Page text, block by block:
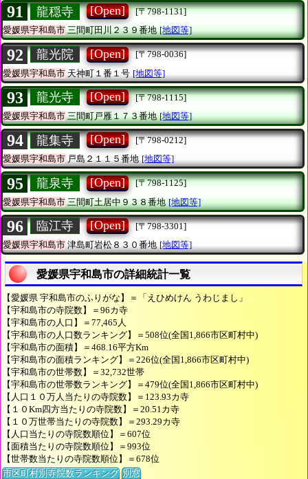
91 龍穏寺 [Open]
[〒798-1131]
愛媛県宇和島市三間町田川２３９番地 [地図等]
92 龍光院 [Open]
[〒798-0036]
愛媛県宇和島市 天神町１番１号 [地図等]
93 龍光寺 [Open]
[〒798-1115]
愛媛県宇和島市三間町戸雁１７３番地 [地図等]
94 龍集寺 [Open]
[〒798-0212]
愛媛県宇和島市戸島２１１５番地 [地図等]
95 龍泉寺 [Open]
[〒798-1125]
愛媛県宇和島市三間町土居中９３８番地 [地図等]
96 臨江寺 [Open]
[〒798-3301]
愛媛県宇和島市 津島町岩松８３０番地 [地図等]
愛媛県宇和島市の詳細統計一覧
【愛媛県 宇和島市のふりがな】＝「えひめけん うわじまし」
【宇和島市の寺院数】＝96カ寺
【宇和島市の人口】＝77,465人
【宇和島市の人口数ランキング】＝508位(全国1,866市区町村中)
【宇和島市の面積】＝468.16平方Km
【宇和島市の面積ランキング】＝226位(全国1,866市区町村中)
【宇和島市の世帯数】＝32,732世帯
【宇和島市の世帯数ランキング】＝479位(全国1,866市区町村中)
【人口１０万人当たりの寺院数】＝123.93カ寺
【１０Km四方当たりの寺院数】＝20.51カ寺
【１０万世帯当たりの寺院数】＝293.29カ寺
【人口当たりの寺院数順位】＝607位
【面積当たりの寺院数順位】＝993位
【世帯数当たりの寺院数順位】＝678位
市区町村別寺院数ランキング 別窓